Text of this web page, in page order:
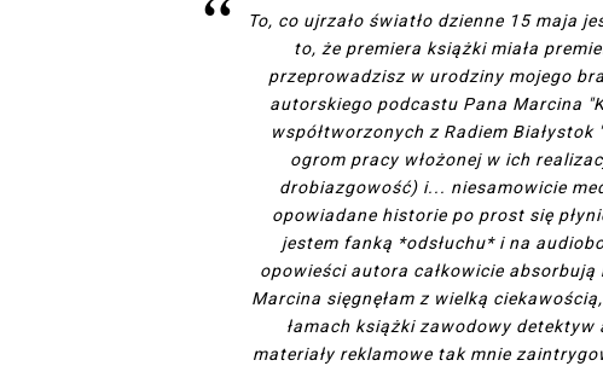
To, co ujrzało światło dzienne 15 maja
to, że premiera książki miała
przeprowadzisz w urodziny mojego
autorskiego podcastu Pana Marcina
współtworzonych z Radiem
ogrom pracy włożonej w ich
drobiazgowość) i... niesamowicie
opowiadane historie po prost się
jestem fanką *odsłuchu* i na
opowieści autora całkowicie
Marcina sięgnęłam z wielką
łamach książki zawodowy
materiały reklamowe tak mnie